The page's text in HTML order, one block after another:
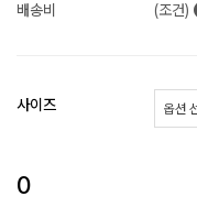
배송비 (조건)
사이즈
0